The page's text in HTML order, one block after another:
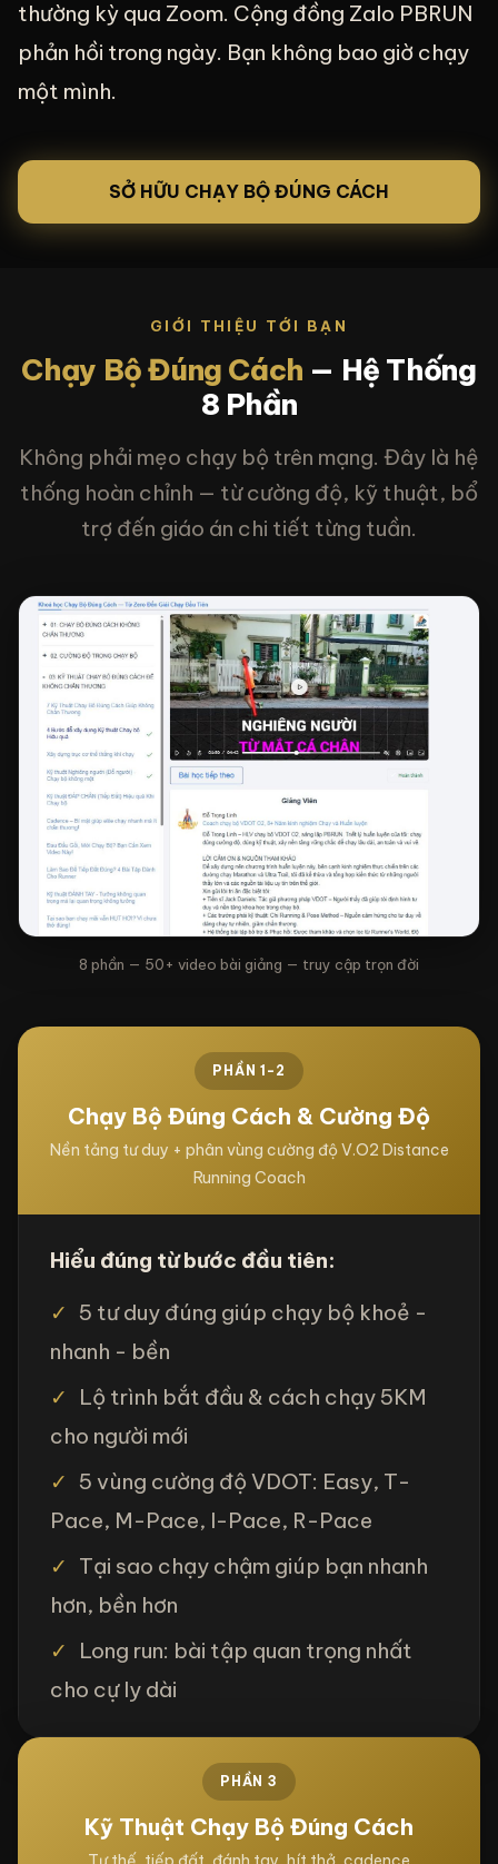
thường kỳ qua Zoom. Cộng đồng Zalo PBRUN
phản hồi trong ngày. Bạn không bao giờ chạy
một mình.
SỞ HỮU CHẠY BỘ ĐÚNG CÁCH
GIỚI THIỆU TỚI BẠN
Chạy Bộ Đúng Cách — Hệ Thống
8 Phần
Không phải mẹo chạy bộ trên mạng. Đây là hệ
thống hoàn chỉnh — từ cường độ, kỹ thuật, bổ
trợ đến giáo án chi tiết từng tuần.
8 phần — 50+ video bài giảng — truy cập trọn đời
PHẦN 1-2
Chạy Bộ Đúng Cách & Cường Độ
Nền tảng tư duy + phân vùng cường độ V.O2 Distance
Running Coach
Hiểu đúng từ bước đầu tiên:
✓ 5 tư duy đúng giúp chạy bộ khoẻ -
nhanh - bền
✓
Lộ trình bắt đầu & cách chạy 5KM
cho người mới
✓ 5 vùng cường độ VDOT: Easy, T-
Pace, M-Pace, I-Pace, R-Pace
✓ Tại sao chạy chậm giúp bạn nhanh
hơn, bền hơn
✓
Long run: bài tập quan trọng nhất
cho cự ly dài
PHẦN 3
Kỹ Thuật Chạy Bộ Đúng Cách